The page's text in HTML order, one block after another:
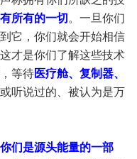
所有的一切 。一旦你们
它，你们就会开始相信
才是你们了解这些技术
等待医疗舱、复制器、
听说过的、被认为是万
们是源头能量的一部